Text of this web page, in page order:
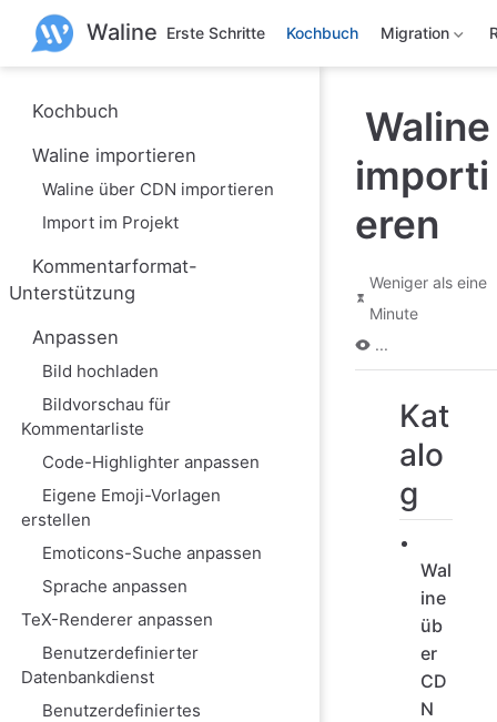
H
Waline Erste Schritte Kochbuch Migration
Kochbuch
Waline importieren
Waline über CDN importieren
Import im Projekt
Kommentarformat-
Unterstützung
Anpassen
Bild hochladen
Bildvorschau für
Kommentarliste
Code-Highlighter anpassen
Eigene Emoji-Vorlagen
erstellen
Emoticons-Suche anpassen
Sprache anpassen
TeX-Renderer anpassen
Benutzerdefinierter
Datenbankdienst
Benutzerdefiniertes
Waline
importi
eren
Weniger als eine
Minute
...
Kat
alo
g
Wal
ine
üb
er
CD
N